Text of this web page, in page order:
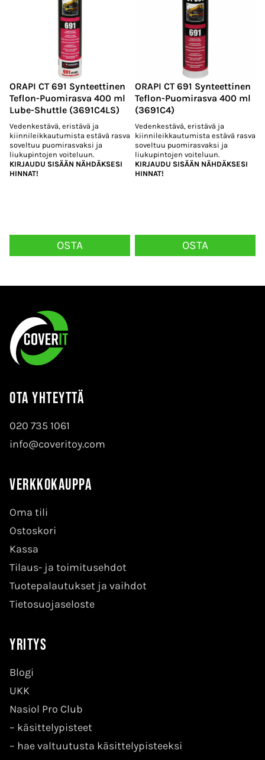
ORAPI CT 691 Synteettinen
Teflon-Puomirasva 400 ml
Lube-Shuttle (3691C4LS)
Vedenkestävä, eristävä ja
kiinnileikkautumista estävä rasva
soveltuu puomirasvaksi ja
liukupintojen voiteluun.
KIRJAUDU SISÄÄN NÄHDÄKSESI
HINNAT!
OSTA
ORAPI CT 691 Synteettinen
Teflon-Puomirasva 400 ml
(3691C4)
Vedenkestävä, eristävä ja
kiinnileikkautumista estävä rasva
soveltuu puomirasvaksi ja
liukupintojen voiteluun.
KIRJAUDU SISÄÄN NÄHDÄKSESI
HINNAT!
OSTA
Ota yhteyttä
020 735 1061
info@coveritoy.com
Verkkokauppa
Oma tili
Ostoskori
Kassa
Tilaus- ja toimitusehdot
Tuotepalautukset ja vaihdot
Tietosuojaseloste
Yritys
Blogi
UKK
Nasiol Pro Club
– käsittelypisteet
– hae valtuutusta käsittelypisteeksi